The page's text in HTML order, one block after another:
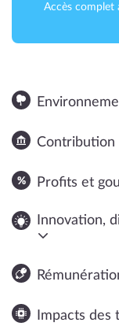
Accès complet
Contribution
Profits et
Innovation,
Impacts